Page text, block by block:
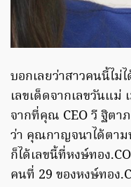
บอกเลยว่าสาวคนนี้ไม่
เลขเด็ดจากเลขวันแ
จากที่คุณ CEO วี ฐิตา
ว่า คุณกาญจนาได้ตาม
ก็ได้เลขนี้ที่หงษ์ทอง
คนที่ 29 ของหงษ์ทอง